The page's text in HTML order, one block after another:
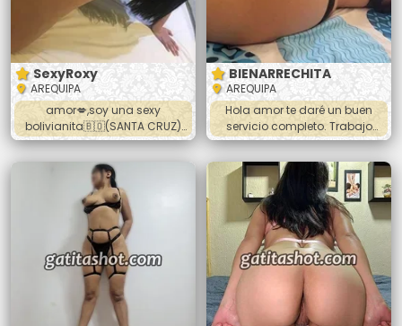
SexyRoxy
AREQUIPA
amor💋,soy una sexy
bolivianita🇧🇴(SANTA CRUZ)
dispuesta a que pases un
momento rico y placentero 😈
soy muy higiénica y me
encanta chuparte completito
dame sexo duro y salvaje😈 en
todas las posiciónes me
encanta tu verga 🍆 que me
golpee mi conchita soy
delgada y formadita lo
pasaremos super bien 😈🔥💦
contactame bebe
BIENARRECHITA
AREQUIPA
Hola amor te daré un buen
servicio completo. Trabajo
para ayudar a mi familia y por
que me gusta cachar. Soy
muy traviesa 😈 me gusta
chupar hasta sacarte la toda
la leche, hacer 69, doy los
todos los platos vaginal y anal
apretadito 😋 masajes, beso
negro. Y más bebé escríbeme
para quedar y vernos baby 🍑